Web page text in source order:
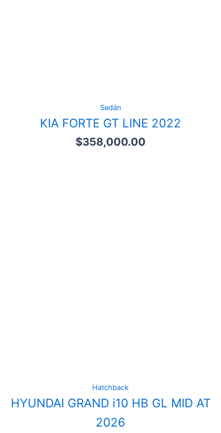
Sedán
KIA FORTE GT LINE 2022
$358,000.00
Hatchback
HYUNDAI GRAND i10 HB GL MID AT
2026